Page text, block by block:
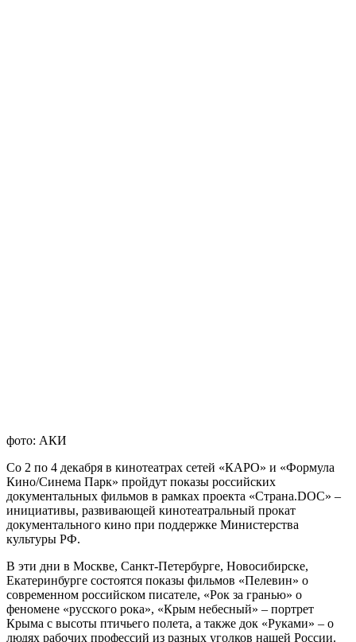
фото: АКИ
Со 2 по 4 декабря в кинотеатрах сетей «КАРО» и «Формула
Кино/Синема Парк» пройдут показы российских
документальных фильмов в рамках проекта «Страна.DOC» –
инициативы, развивающей кинотеатральный прокат
документального кино при поддержке Министерства
культуры РФ.
В эти дни в Москве, Санкт-Петербурге, Новосибирске,
Екатеринбурге состоятся показы фильмов «Пелевин» о
современном российском писателе, «Рок за гранью» о
феномене «русского рока», «Крым небесный» – портрет
Крыма с высоты птичьего полета, а также док «Руками» – о
людях рабочих профессий из разных уголков нашей России.